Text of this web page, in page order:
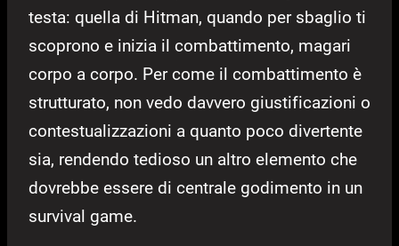
testa: quella di Hitman, quando per sbaglio ti
scoprono e inizia il combattimento, magari
corpo a corpo. Per come il combattimento è
strutturato, non vedo davvero giustificazioni o
contestualizzazioni a quanto poco divertente
sia, rendendo tedioso un altro elemento che
dovrebbe essere di centrale godimento in un
survival game.